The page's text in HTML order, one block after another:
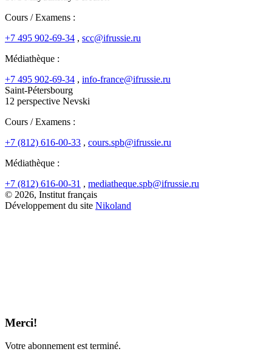
Cours / Examens :
+7 495 902-69-34 , scc@ifrussie.ru
Médiathèque :
+7 495 902-69-34 , info-france@ifrussie.ru
Saint-Pétersbourg
12 perspective Nevski
Cours / Examens :
+7 (812) 616-00-33 , cours.spb@ifrussie.ru
Médiathèque :
+7 (812) 616-00-31 , mediatheque.spb@ifrussie.ru
© 2026, Institut français
Développement du site Nikoland
Merci!
Votre abonnement est terminé.